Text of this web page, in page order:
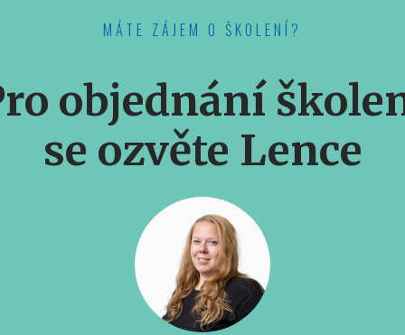
MÁTE ZÁJEM O ŠKOLENÍ?
objednání
se ozvěte Lence